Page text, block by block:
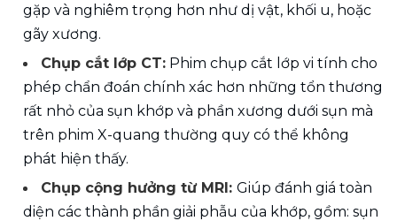
gặp và nghiêm trọng hơn như dị vật, khối u, hoặc
gãy xương.
Chụp cắt lớp CT: Phim chụp cắt lớp vi tính cho
phép chẩn đoán chính xác hơn những tổn thương
rất nhỏ của sụn khớp và phần xương dưới sụn mà
trên phim X-quang thường quy có thể không
phát hiện thấy.
Chụp cộng hưởng từ MRI: Giúp đánh giá toàn
diện các thành phần giải phẫu của khớp, gồm: sụn